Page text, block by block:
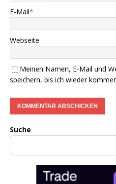
E-Mail*
Webseite
Meinen Namen, E-Mail und
speichern, bis ich wieder
Suche